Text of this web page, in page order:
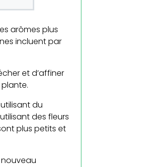
arômes plus
incluent par
et d’affiner
du
des fleurs
plus petits et